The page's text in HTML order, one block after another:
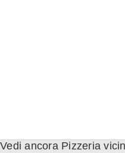
Vedi ancora Pizzeria